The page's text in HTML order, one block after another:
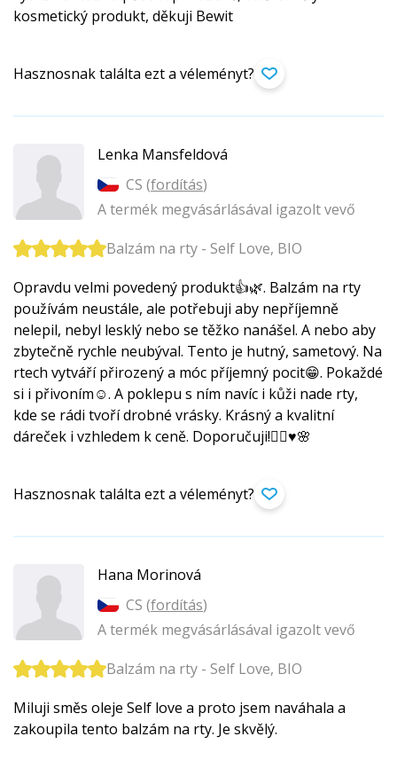
kosmetický produkt, děkuji Bewit
Hasznosnak találta ezt a véleményt?
Lenka Mansfeldová
CS (fordítás)
A termék megvásárlásával igazolt vevő
Balzám na rty - Self Love, BIO
Opravdu velmi povedený produkt👍🌿. Balzám na rty
používám neustále, ale potřebuji aby nepříjemně
nelepil, nebyl lesklý nebo se těžko nanášel. A nebo aby
zbytečně rychle neubýval. Tento je hutný, sametový. Na
rtech vytváří přirozený a móc příjemný pocit😁. Pokaždé
si i přivoním☺️. A poklepu s ním navíc i kůži nade rty,
kde se rádi tvoří drobné vrásky. Krásný a kvalitní
dáreček i vzhledem k ceně. Doporučuji!🙋‍♀️♥️🌸
Hasznosnak találta ezt a véleményt?
Hana Morinová
CS (fordítás)
A termék megvásárlásával igazolt vevő
Balzám na rty - Self Love, BIO
Miluji směs oleje Self love a proto jsem naváhala a
zakoupila tento balzám na rty. Je skvělý.